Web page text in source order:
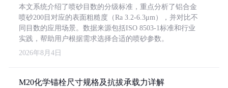
本文系统介绍了喷砂目数的分级标准，重点分析了铝合金
喷砂200目对应的表面粗糙度（Ra 3.2-6.3μm），并对比不
同目数的应用场景。数据来源包括ISO 8503-1标准和行业
实践，帮助用户根据需求选择合适的喷砂参数。
2026年8月4日
M20化学锚栓尺寸规格及抗拔承载力详解